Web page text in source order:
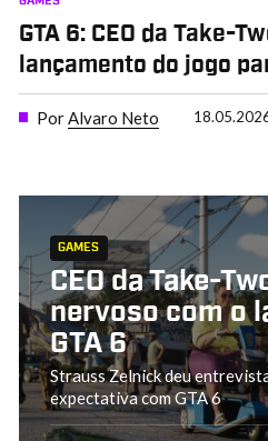
GTA 6: CEO da Take-
lançamento do jogo
Por Alvaro Neto
GAMES
CEO da Take-
nervoso com o
GTA 6
Strauss Zelnick deu
expectativa com GTA 6